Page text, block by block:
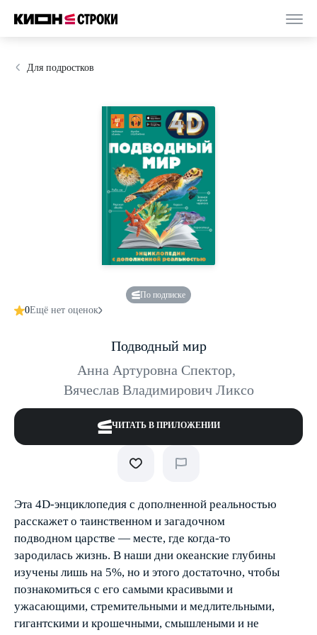
Для подростков
По подписке
0Ещё нет оценок
Подводный мир
Анна Артуровна Спектор,
Вячеслав Владимирович Ликсо
ЧИТАТЬ В ПРИЛОЖЕНИИ
Эта 4D-энциклопедия с дополненной реальностью
расскажет о таинственном и загадочном
подводном царстве — месте, где когда-то
зародилась жизнь. В наши дни океанские глубины
изучены лишь на 5%, но и этого достаточно, чтобы
познакомиться с его самыми красивыми и
ужасающими, стремительными и медлительными,
гигантскими и крошечными, смышлеными и не